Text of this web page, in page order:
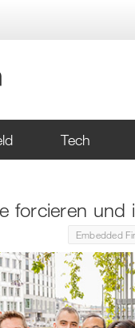
Tech
forcieren und
Embedded